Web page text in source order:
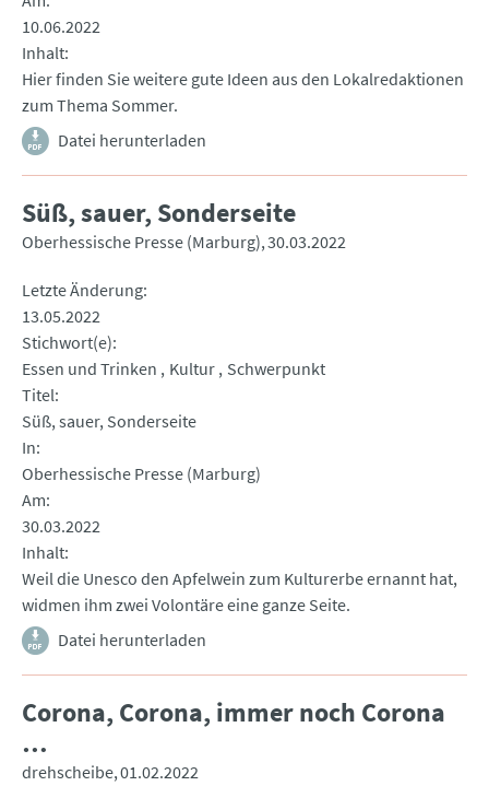
10.06.2022
Inhalt
Hier finden Sie weitere gute Ideen aus den Lokalredaktionen
zum Thema Sommer.
Datei herunterladen
Süß, sauer, Sonderseite
Oberhessische Presse (Marburg) 30.03.2022
Letzte Änderung
13.05.2022
Stichwort(e)
Essen und Trinken
Kultur Schwerpunkt
Titel
Süß, sauer, Sonderseite
In
Oberhessische Presse (Marburg)
Am
30.03.2022
Inhalt
Weil die Unesco den Apfelwein zum Kulturerbe ernannt hat,
widmen ihm zwei Volontäre eine ganze Seite.
Datei herunterladen
Corona, Corona, immer noch Corona
…
drehscheibe 01.02.2022